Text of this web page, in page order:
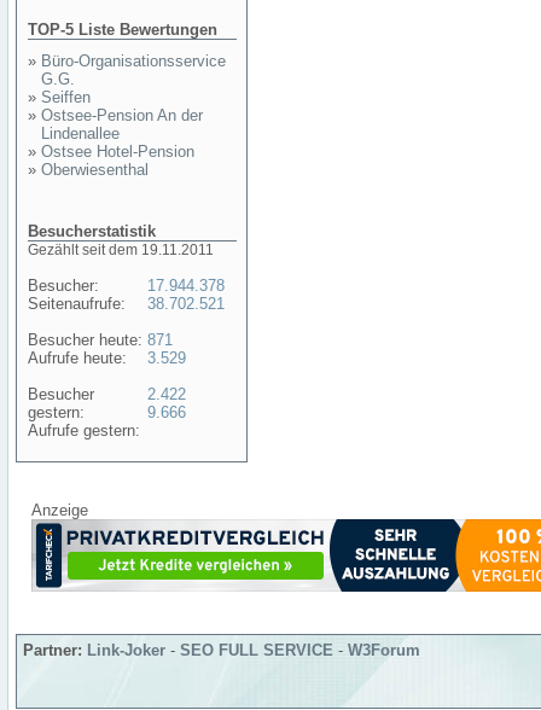
TOP-5 Liste Bewertungen
» Büro-Organisationsservice
G.G.
» Seiffen
» Ostsee-Pension An der
Lindenallee
» Ostsee Hotel-Pension
» Oberwiesenthal
Besucherstatistik
Gezählt seit dem 19.11.2011
Besucher:
Seitenaufrufe:
Besucher heute:
Aufrufe heute:
Besucher
gestern:
Aufrufe gestern:
17.944.378
38.702.521
871
3.529
2.422
9.666
Anzeige
Partner: Link-Joker - SEO FULL SERVICE - W3Forum